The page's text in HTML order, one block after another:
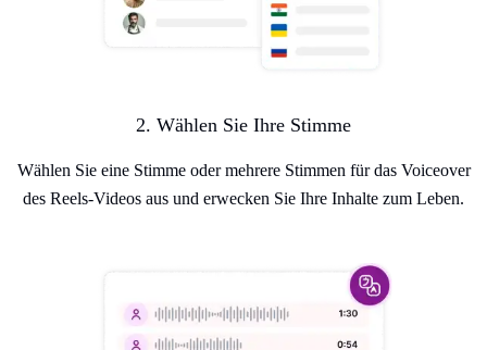
2. Wählen Sie Ihre Stimme
Wählen Sie eine Stimme oder mehrere Stimmen für das Voiceover
des Reels-Videos aus und erwecken Sie Ihre Inhalte zum Leben.